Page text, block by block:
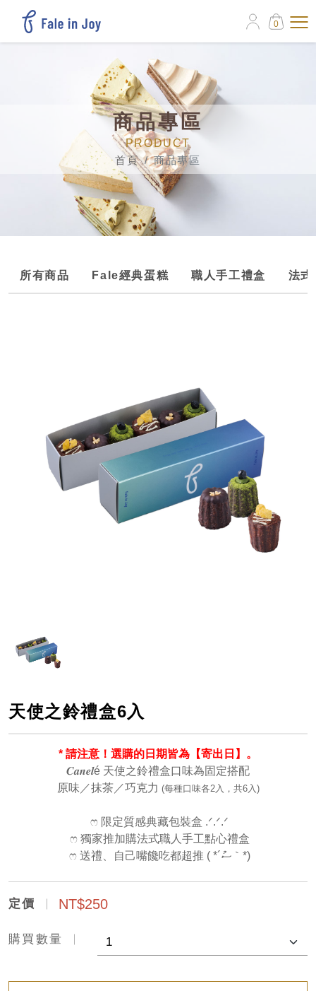
0
商品專區
PRODUCT
首頁
商品專區
所有商品 Fale經典蛋糕 職人手工禮盒 法式
天使之鈴禮盒6入
* 請注意！選購的日期皆為【寄出日】。
𝑪𝒂𝒏𝒆𝒍é 天使之鈴禮盒口味為固定搭配
原味／抹茶／巧克力 (每種口味各2入，共6入)
ෆ 限定質感典藏包裝盒 .ᐟ.ᐟ.ᐟ
ෆ 獨家推加購法式職人手工點心禮盒
ෆ 送禮、自己嘴饞吃都超推 ( *´ސު｀*)
定價 NT$250
購買數量